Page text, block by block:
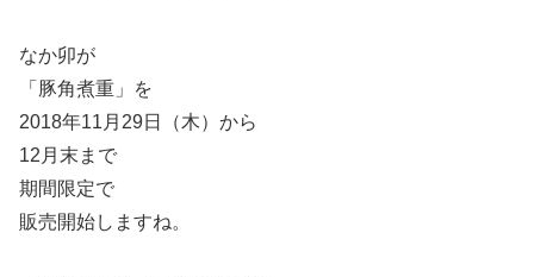
なか卯が
「豚角煮重」を
2018年11月29日（木）から
12月末まで
期間限定で
販売開始しますね。